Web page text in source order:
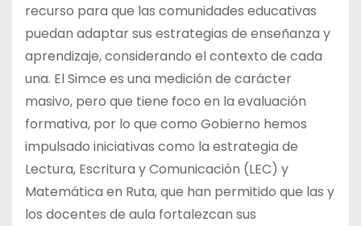
recurso para que las comunidades educativas
puedan adaptar sus estrategias de enseñanza y
aprendizaje, considerando el contexto de cada
una. El Simce es una medición de carácter
masivo, pero que tiene foco en la evaluación
formativa, por lo que como Gobierno hemos
impulsado iniciativas como la estrategia de
Lectura, Escritura y Comunicación (LEC) y
Matemática en Ruta, que han permitido que las y
los docentes de aula fortalezcan sus